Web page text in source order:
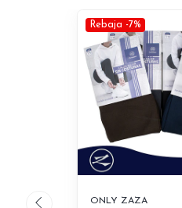
Rebaja -7%
ONLY ZAZA